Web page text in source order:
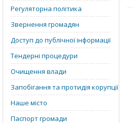
Регуляторна політика
Звернення громадян
Доступ до публічної інформації
Тендерні процедури
Очищення влади
Запобігання та протидія корупції
Наше місто
Паспорт громади